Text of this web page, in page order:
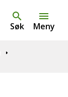
Søk Meny